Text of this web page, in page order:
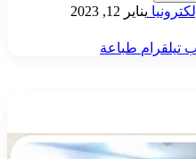
يناير 12, 2023
تيلقرام طباعة